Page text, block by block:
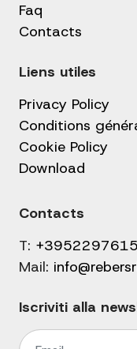
Faq
Contacts
Liens utiles
Privacy Policy
Conditions
Cookie Policy
Download
Contacts
T:
Mail:
Iscriviti alla